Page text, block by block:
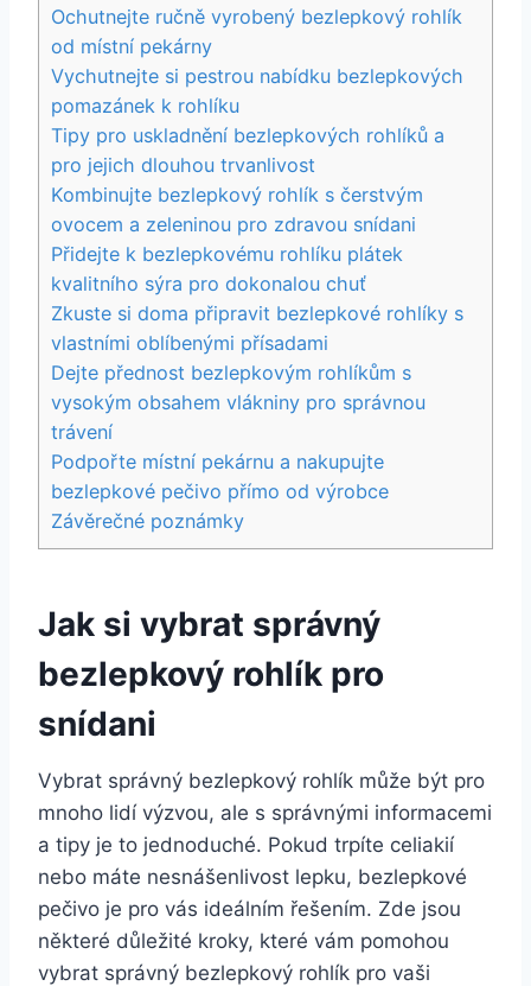
Ochutnejte ručně vyrobený bezlepkový rohlík
od místní pekárny
Vychutnejte si pestrou nabídku bezlepkových
pomazánek k rohlíku
Tipy pro uskladnění bezlepkových rohlíků a
pro jejich dlouhou trvanlivost
Kombinujte bezlepkový rohlík s čerstvým
ovocem a zeleninou pro zdravou snídani
Přidejte k bezlepkovému rohlíku plátek
kvalitního sýra pro dokonalou chuť
Zkuste si doma připravit bezlepkové rohlíky s
vlastními oblíbenými přísadami
Dejte přednost bezlepkovým rohlíkům s
vysokým obsahem vlákniny pro správnou
trávení
Podpořte místní pekárnu a nakupujte
bezlepkové pečivo přímo od výrobce
Závěrečné poznámky
Jak si vybrat správný
bezlepkový rohlík pro
snídani
Vybrat správný bezlepkový rohlík může být pro
mnoho lidí výzvou, ale s správnými informacemi
a tipy je to jednoduché. Pokud trpíte celiakií
nebo máte nesnášenlivost lepku, bezlepkové
pečivo je pro vás ideálním řešením. Zde jsou
některé důležité kroky, které vám pomohou
vybrat správný bezlepkový rohlík pro vaši